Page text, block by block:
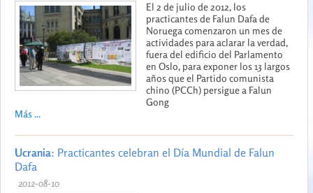
El 2 de julio de 2012, los
practicantes de Falun Dafa de
Noruega comenzaron un mes de
actividades para aclarar la verdad,
fuera del edificio del Parlamento
en Oslo, para exponer los 13 largos
años que el Partido comunista
chino (PCCh) persigue a Falun
Gong
Más ...
Ucrania: Practicantes celebran el Día Mundial de Falun
Dafa
2012-08-10